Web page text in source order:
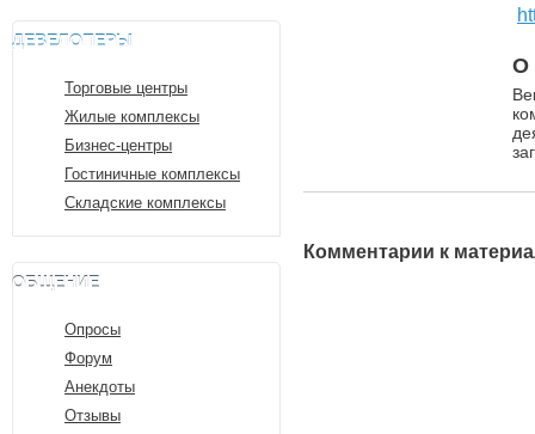
ДЕВЕЛОПЕРЫ
Торговые центры
Жилые комплексы
Бизнес-центры
Гостиничные комплексы
Складские комплексы
ОБЩЕНИЕ
Опросы
Форум
Анекдоты
Отзывы
О
Комментарии к